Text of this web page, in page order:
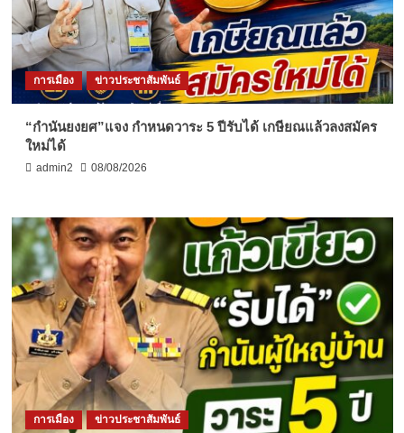
การเมือง ข่าวประชาสัมพันธ์
“กำนันยงยศ”แจง กำหนดวาระ 5 ปีรับได้ เกษียณแล้วลงสมัคร
ใหม่ได้
admin2 08/08/2026
การเมือง ข่าวประชาสัมพันธ์